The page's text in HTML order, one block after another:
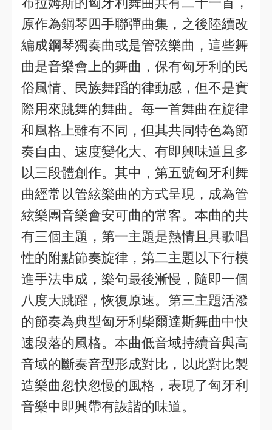
原作為鋼琴四手聯彈曲集，之後陸續改
編成鋼琴獨奏曲或是管弦樂曲，這些舞
曲是音樂會上的舞曲，保有匈牙利的民
俗風情、民族舞蹈的律動感，但不是實
際用來跳舞的舞曲。每一首舞曲在旋律
和風格上雖有不同，但其共同特色為節
奏自由、速度變化大、有即興味道且多
以三段體創作。其中，第五號匈牙利舞
曲經常以管絃樂曲的方式呈現，成為管
絃樂團音樂會安可曲的常客。本曲的共
有三個主題，第一主題是熱情且具歌唱
性的附點節奏旋律，第二主題以下行模
進手法串成，樂句最後漸慢，隨即一個
八度大跳躍，恢復原速。第三主題活潑
的節奏為典型匈牙利柴爾達斯舞曲中快
速段落的風格。本曲低音域持續音與高
音域的斷奏音型形成對比，以此對比製
造樂曲忽快忽慢的風格，表現了匈牙利
音樂中即興帶有詼諧的味道。